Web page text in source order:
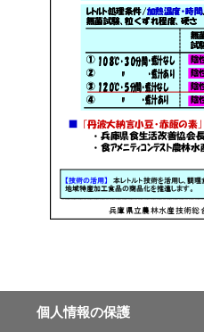
個⼈情報の保護